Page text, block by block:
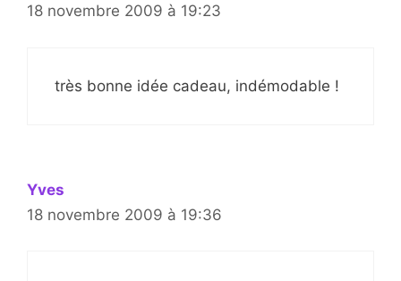
18 novembre 2009 à 19:23
très bonne idée cadeau, indémodable !
Yves
18 novembre 2009 à 19:36